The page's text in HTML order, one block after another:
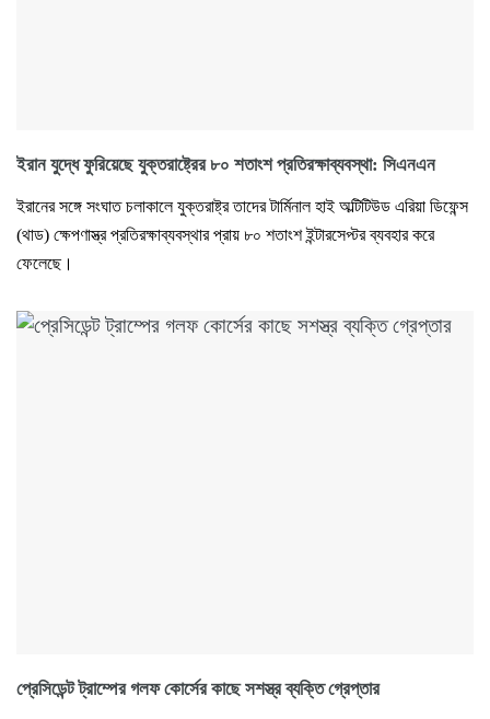
ইরান যুদ্ধে ফুরিয়েছে যুক্তরাষ্ট্রের ৮০ শতাংশ প্রতিরক্ষাব্যবস্থা: সিএনএন
ইরানের সঙ্গে সংঘাত চলাকালে যুক্তরাষ্ট্র তাদের টার্মিনাল হাই অল্টিটিউড এরিয়া ডিফেন্স
(থাড) ক্ষেপণাস্ত্র প্রতিরক্ষাব্যবস্থার প্রায় ৮০ শতাংশ ইন্টারসেপ্টর ব্যবহার করে
ফেলেছে।
প্রেসিডেন্ট ট্রাম্পের গলফ কোর্সের কাছে সশস্ত্র ব্যক্তি গ্রেপ্তার